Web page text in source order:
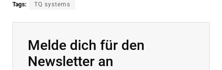
Tags: TQ systems
Melde dich für den
Newsletter an